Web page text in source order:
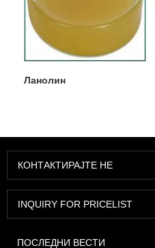
Ланолин
КОНТАКТИРАЈТЕ НЕ
INQUIRY FOR PRICELIST
ПОСЛЕДНИ ВЕСТИ